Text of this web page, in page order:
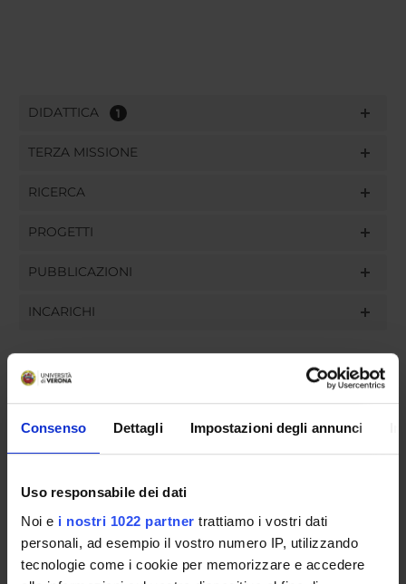
Consenso Dettagli Impostazioni degli annunci
Uso responsabile dei dati
Noi e i nostri 1022 partner trattiamo i vostri dati
personali, ad esempio il vostro numero IP, utilizzando
tecnologie come i cookie per memorizzare e accedere
DIDATTICA 1
TERZA MISSIONE
RICERCA
PROGETTI
PUBBLICAZIONI
INCARICHI
GOVERNANCE
COMMISSIONI
UFFICI E STRUTTURE DI SERVIZIO
SERVIZI DI SEGRETERIA STUDENTI